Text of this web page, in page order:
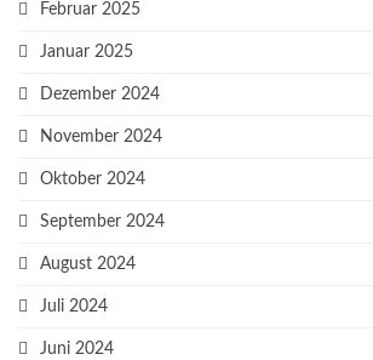
Februar 2025
Januar 2025
Dezember 2024
November 2024
Oktober 2024
September 2024
August 2024
Juli 2024
Juni 2024